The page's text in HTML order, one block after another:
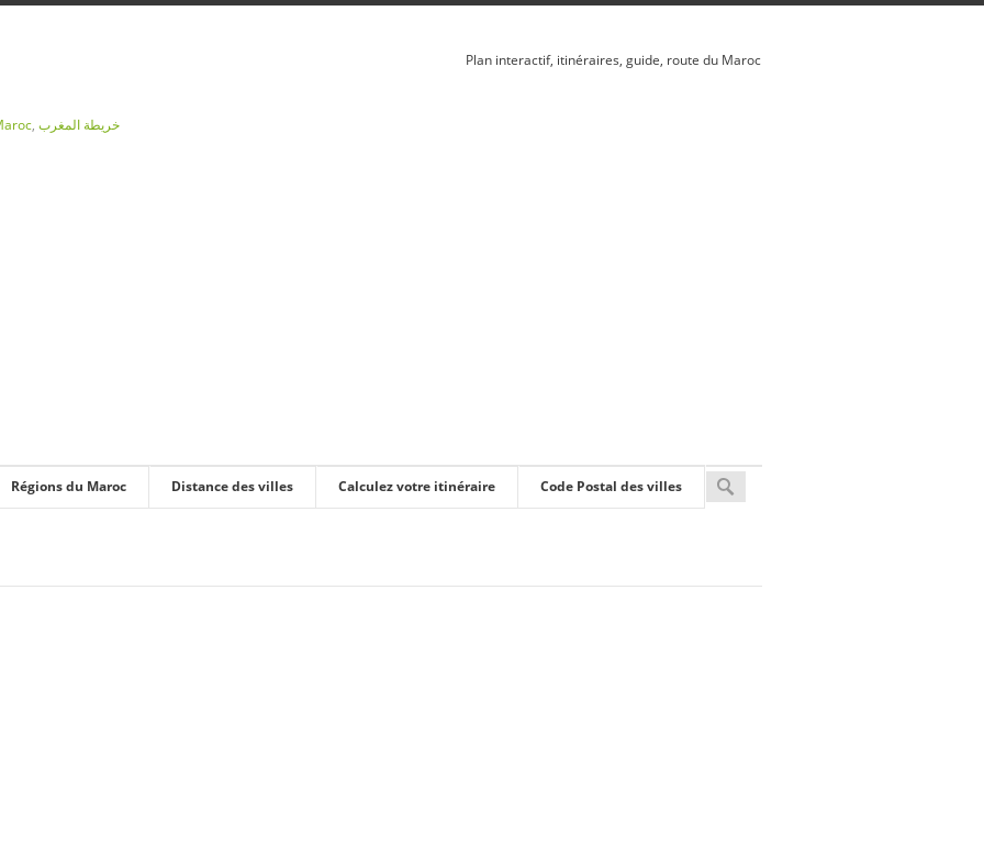
, خريطة المغرب
Plan interactif, itinéraires, guide, route du Maroc
Régions du Maroc Distance des villes Calculez votre itinéraire Code Postal des villes